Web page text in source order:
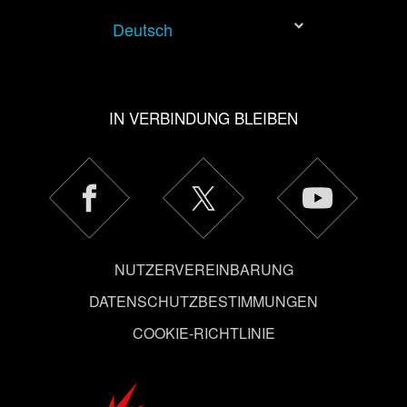
Deutsch
IN VERBINDUNG BLEIBEN
NUTZERVEREINBARUNG
DATENSCHUTZBESTIMMUNGEN
COOKIE-RICHTLINIE